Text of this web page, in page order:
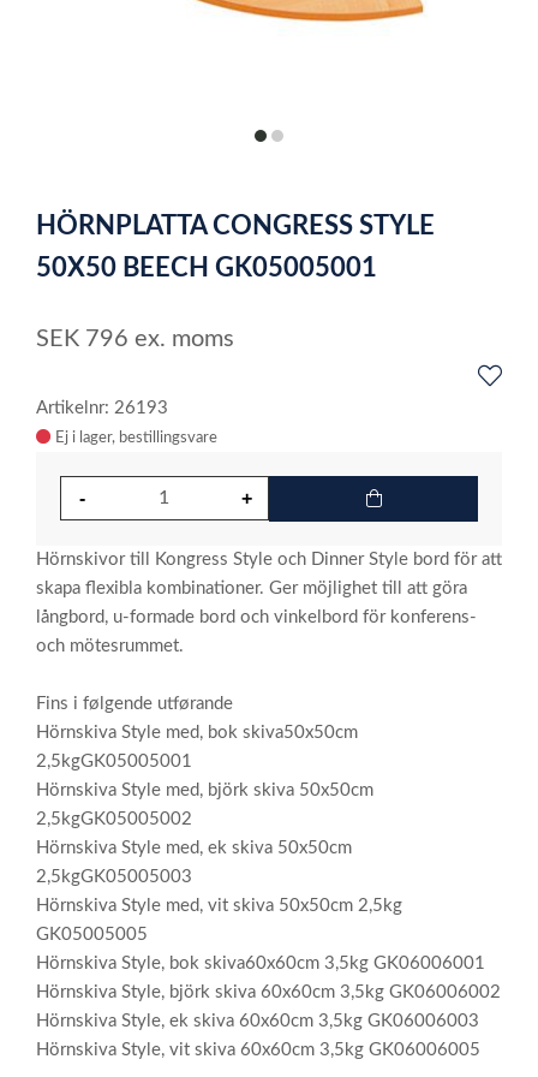
itemitem
of
2
HÖRNPLATTA CONGRESS STYLE
50X50 BEECH GK05005001
SEK 796 ex. moms
Artikelnr: 26193
Ej i lager
Hörnskivor till Kongress Style och Dinner Style bord för att
skapa flexibla kombinationer. Ger möjlighet till att göra
långbord, u-formade bord och vinkelbord för konferens-
och mötesrummet.
Fins i følgende utførande
Hörnskiva Style med, bok skiva50x50cm
2,5kgGK05005001
Hörnskiva Style med, björk skiva 50x50cm
2,5kgGK05005002
Hörnskiva Style med, ek skiva 50x50cm
2,5kgGK05005003
Hörnskiva Style med, vit skiva 50x50cm 2,5kg
GK05005005
Hörnskiva Style, bok skiva60x60cm 3,5kg GK06006001
Hörnskiva Style, björk skiva 60x60cm 3,5kg GK06006002
Hörnskiva Style, ek skiva 60x60cm 3,5kg GK06006003
Hörnskiva Style, vit skiva 60x60cm 3,5kg GK06006005